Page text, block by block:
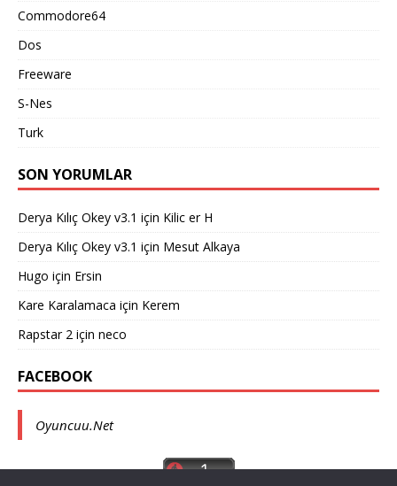
Commodore64
Dos
Freeware
S-Nes
Turk
SON YORUMLAR
Derya Kılıç Okey v3.1 için Kilic er H
Derya Kılıç Okey v3.1 için Mesut Alkaya
Hugo için Ersin
Kare Karalamaca için Kerem
Rapstar 2 için neco
FACEBOOK
Oyuncuu.Net